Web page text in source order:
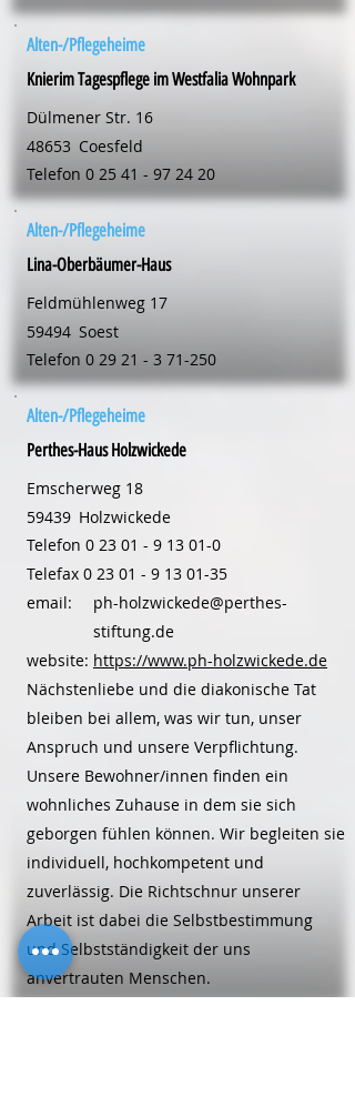
Alten-/Pflegeheime
Knierim Tagespflege im Westfalia Wohnpark
Dülmener Str. 16
48653 Coesfeld
Telefon 0 25 41 - 97 24 20
Alten-/Pflegeheime
Lina-Oberbäumer-Haus
Feldmühlenweg 17
59494 Soest
Telefon 0 29 21 - 3 71-250
Alten-/Pflegeheime
Perthes-Haus Holzwickede
Emscherweg 18
59439 Holzwickede
Telefon 0 23 01 - 9 13 01-0
Telefax 0 23 01 - 9 13 01-35
email:
website:
ph-holzwickede@perthes-
stiftung.de
https://www.ph-holzwickede.de
Nächstenliebe und die diakonische Tat
bleiben bei allem, was wir tun, unser
Anspruch und unsere Verpflichtung.
Unsere Bewohner/innen finden ein
wohnliches Zuhause in dem sie sich
geborgen fühlen können. Wir begleiten sie
individuell, hochkompetent und
zuverlässig. Die Richtschnur unserer
Arbeit ist dabei die Selbstbestimmung
und Selbstständigkeit der uns
anvertrauten Menschen.